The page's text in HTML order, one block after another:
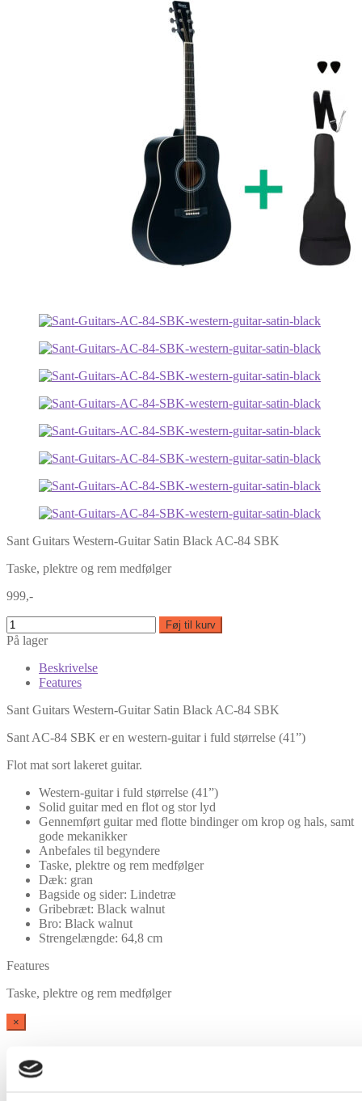
Sant Guitars Western-Guitar Satin Black AC-84 SBK
Taske, plektre og rem medfølger
999,-
Føj til kurv
På lager
Beskrivelse
Features
Sant Guitars Western-Guitar Satin Black AC-84 SBK
Sant AC-84 SBK er en western-guitar i fuld størrelse (41”)
Flot mat sort lakeret guitar.
Western-guitar i fuld størrelse (41”)
Solid guitar med en flot og stor lyd
Gennemført guitar med flotte bindinger om krop og hals, samt
gode mekanikker
Anbefales til begyndere
Taske, plektre og rem medfølger
Dæk: gran
Bagside og sider: Lindetræ
Gribebræt: Black walnut
Bro: Black walnut
Strengelængde: 64,8 cm
Features
Taske, plektre og rem medfølger
×